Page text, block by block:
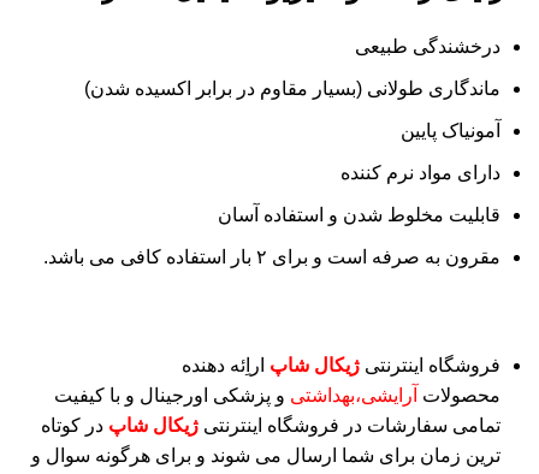
درخشندگی طبیعی
ماندگاری طولانی (بسیار مقاوم در برابر اکسیده شدن)
آمونیاک پایین
دارای مواد نرم کننده
قابلیت مخلوط شدن و استفاده آسان
مقرون به صرفه است و برای ۲ بار استفاده کافی می باشد.
فروشگاه اینترنتی ژیکال شاپ اراِئه دهنده
محصولات آرایشی،بهداشتی و پزشکی اورجینال و با کیفیت
تمامی سفارشات در فروشگاه اینترنتی ژیکال شاپ در کوتاه
ترین زمان برای شما ارسال می شوند و برای هرگونه سوال و